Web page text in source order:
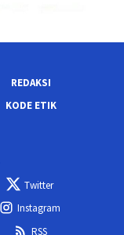
REDAKSI
KODE ETIK
Twitter
Instagram
RSS